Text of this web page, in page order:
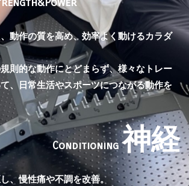
動作の質を高め、効率よく動けるカラダ
則的な動作にとどまらず、様々なトレー
、日常生活やスポーツにつながる動作を
Conditioning 神経
、慢性痛や不調を改善。